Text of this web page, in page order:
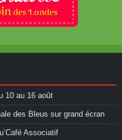
10 au 16 août
des Bleus sur grand écran
Associatif